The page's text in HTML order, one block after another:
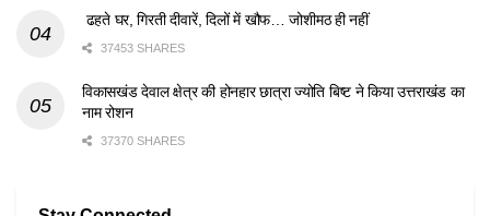
ढहते घर, गिरती दीवारें, दिलों में खौफ… जोशीमठ ही नहीं
37453 SHARES
विकासखंड देवाल क्षेत्र की होनहार छात्रा ज्योति बिष्ट ने किया उत्तराखंड का
नाम रोशन
37370 SHARES